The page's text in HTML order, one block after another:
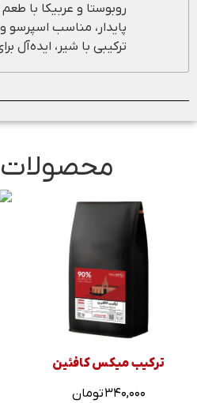
محصولات
ترکیب میکس کافئین
۳۴۰,۰۰۰تومان